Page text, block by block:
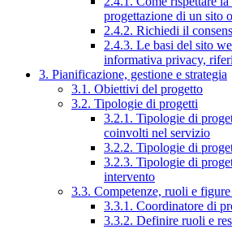
progettazione di un sito
2.4.2. Richiedi il
2.4.3. Le basi del sito
informativa privacy,
3. Pianificazione, gestione e strategia
3.1. Obiettivi del progetto
3.2. Tipologie di progetti
3.2.1. Tipologie di
coinvolti nel servizio
3.2.2. Tipologie di
3.2.3. Tipologie di
intervento
3.3. Competenze, ruoli e
3.3.1. Coordinatore di
3.3.2. Definire ruoli e